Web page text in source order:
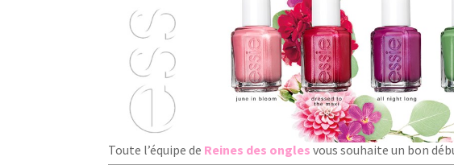
Toute l’équipe de Reines des ongles vous souhaite un bon